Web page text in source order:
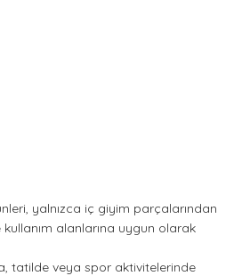
yalnızca iç giyim parçalarından
alanlarına uygun olarak
tatilde veya spor aktivitelerinde